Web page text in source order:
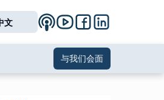
文
与我们会面